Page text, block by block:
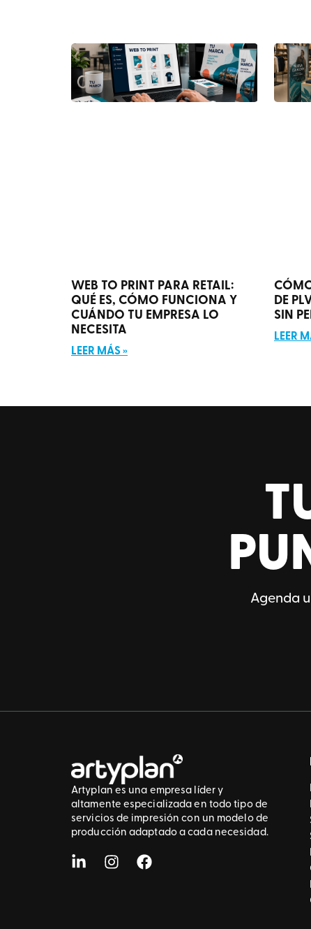
WEB TO PRINT PARA RETAIL:
QUÉ ES, CÓMO FUNCIONA Y
CUÁNDO TU EMPRESA LO
NECESITA
LEER MÁS »
DE
SIN
LEER
Agenda
Artyplan es una empresa líder y
altamente especializada en todo tipo de
servicios de impresión con un modelo de
producción adaptado a cada necesidad.